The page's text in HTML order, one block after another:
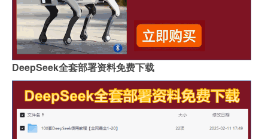
DeepSeek全套部署资料免费下载